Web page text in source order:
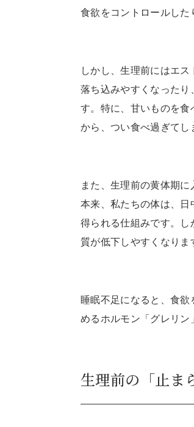
食欲をコントロールした
しかし、生理前にはエ
落ち込みやすくなった
す。特に、甘いものを食
から、つい食べ過ぎてし
また、生理前の黄体期
本来、私たちの体は、日
得られる仕組みです。
質が低下しやすくなりま
睡眠不足になると、食
めるホルモン「グレリン
生理前の「止ま